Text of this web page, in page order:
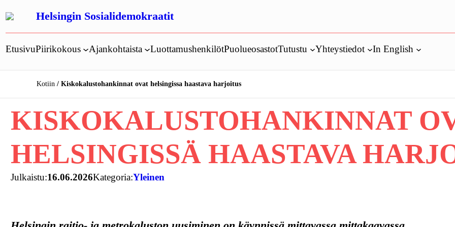
sisältöön
Helsingin Sosialidemokraatit
EtusivuPiirikokous Ajankohtaista LuottamushenkilötPuolueosastotTutustu Yhteystiedot In English
Kotiin Kiskokalustohankinnat ovat helsingissa haastava harjoitus
KISKOKALUSTOHANKINNAT
HELSINGISSÄ HAASTAVA
Julkaistu:16.06.2026Kategoria:Yleinen